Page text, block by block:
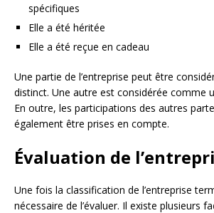
spécifiques
Elle a été héritée
Elle a été reçue en cadeau
Une partie de l’entreprise peut être
distinct. Une autre est considérée comme
En outre, les participations des autres
également être prises en compte.
Évaluation de
Une fois la classification de l’entreprise
nécessaire de l’évaluer. Il existe plusieurs